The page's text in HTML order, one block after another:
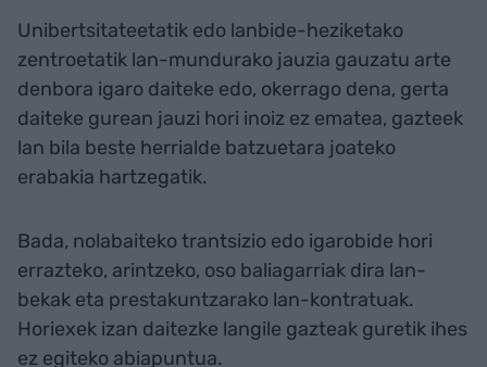
Unibertsitateetatik edo lanbide-heziketako
zentroetatik lan-mundurako jauzia gauzatu arte
denbora igaro daiteke edo, okerrago dena, gerta
daiteke gurean jauzi hori inoiz ez ematea, gazteek
lan bila beste herrialde batzuetara joateko
erabakia hartzegatik.
Bada, nolabaiteko trantsizio edo igarobide hori
errazteko, arintzeko, oso baliagarriak dira lan-
bekak eta prestakuntzarako lan-kontratuak.
Horiexek izan daitezke langile gazteak guretik ihes
ez egiteko abiapuntua.